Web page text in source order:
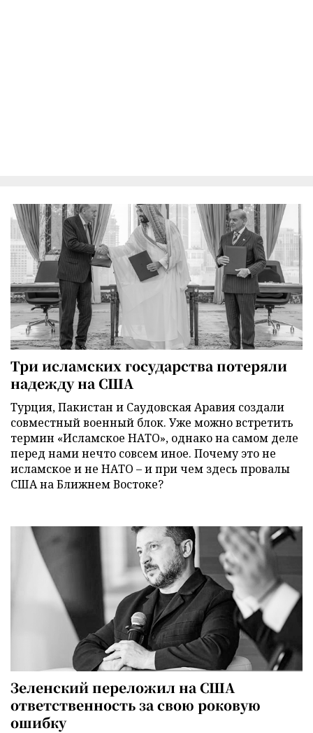
Три исламских государства потеряли
надежду на США
Турция, Пакистан и Саудовская Аравия создали
совместный военный блок. Уже можно встретить
термин «Исламское НАТО», однако на самом деле
перед нами нечто совсем иное. Почему это не
исламское и не НАТО – и при чем здесь провалы
США на Ближнем Востоке?
Зеленский переложил на США
ответственность за свою роковую
ошибку